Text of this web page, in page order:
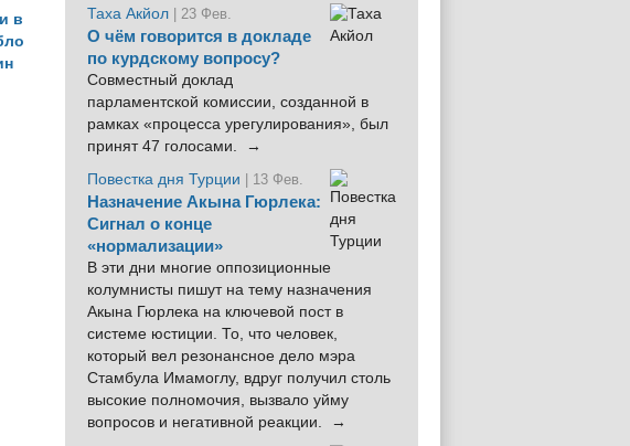
в
Таха Акйол | 23 Фев.
О чём говорится в докладе
по курдскому вопросу?
Совместный доклад
парламентской комиссии, созданной в
рамках «процесса урегулирования», был
принят 47 голосами. →
Повестка дня Турции
| 13 Фев.
Назначение Акына Гюрлека:
Сигнал о конце
«нормализации»
В эти дни многие оппозиционные
колумнисты пишут на тему назначения
Акына Гюрлека на ключевой пост в
системе юстиции. То, что человек,
который вел резонансное дело мэра
Стамбула Имамоглу, вдруг получил столь
высокие полномочия, вызвало уйму
вопросов и негативной реакции. →